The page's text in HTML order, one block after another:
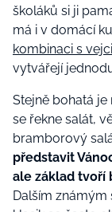
školáků si ji
má i v domácí
kombinaci s vejci
vytvářejí
Stejně bohatá je
se řekne salát,
bramborový
představit
ale základ tvoří
Dalším známým